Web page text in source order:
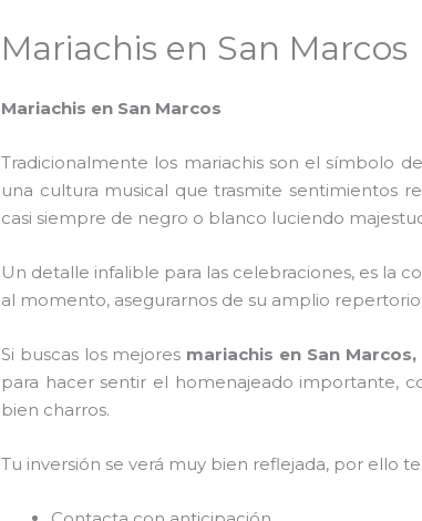
Mariachis en San Marcos
Mariachis en San Marcos
Tradicionalmente los mariachis son el símbolo
una cultura musical que trasmite sentimientos
casi siempre de negro o blanco luciendo
Un detalle infalible para las celebraciones, es la
al momento, asegurarnos de su amplio
Si buscas los mejores mariachis en San Marcos,
para hacer sentir el homenajeado importante,
bien charros.
Tu inversión se verá muy bien reflejada, por ello